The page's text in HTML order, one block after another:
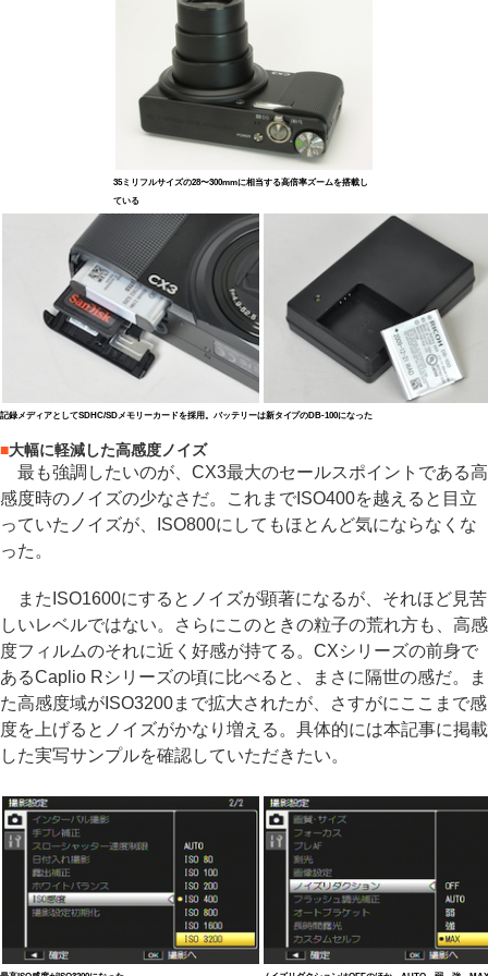
35ミリフルサイズの28〜300mmに相当する高倍率ズームを搭載し
ている
記録メディアとしてSDHC/SDメモリーカードを採用。バッテリーは新タイプのDB-100になった
■大幅に軽減した高感度ノイズ
最も強調したいのが、CX3最大のセールスポイントである高
感度時のノイズの少なさだ。これまでISO400を越えると目立
っていたノイズが、ISO800にしてもほとんど気にならなくな
った。
またISO1600にするとノイズが顕著になるが、それほど見苦
しいレベルではない。さらにこのときの粒子の荒れ方も、高感
度フィルムのそれに近く好感が持てる。CXシリーズの前身で
あるCaplio Rシリーズの頃に比べると、まさに隔世の感だ。ま
た高感度域がISO3200まで拡大されたが、さすがにここまで感
度を上げるとノイズがかなり増える。具体的には本記事に掲載
した実写サンプルを確認していただきたい。